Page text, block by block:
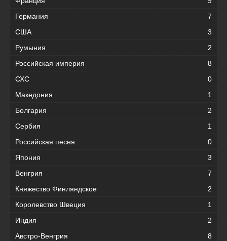
Германия
7
США
3
Румыния
2
Российская империя
8
СХС
0
Македония
1
Болгария
2
Сербия
1
Российская песня
0
Япония
3
Венгрия
7
Княжество Финляндское
2
Королевство Швеция
1
Индия
2
Австро-Венгрия
8